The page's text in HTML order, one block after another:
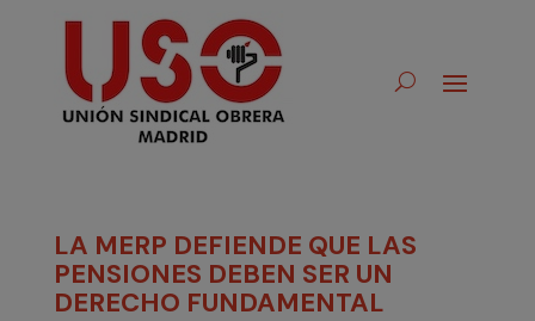
LA MERP DEFIENDE QUE LAS
PENSIONES DEBEN SER UN
DERECHO FUNDAMENTAL